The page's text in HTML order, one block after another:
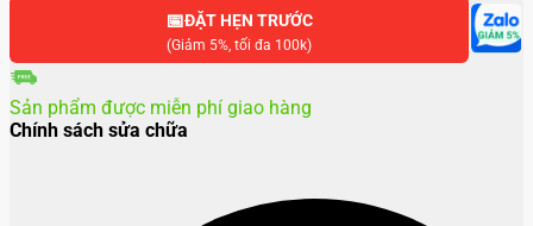
số
📅ĐẶT HẸN TRƯỚC
(Giảm 5%, tối đa 100k)
Sản phẩm được miễn phí giao hàng
Chính sách sửa chữa